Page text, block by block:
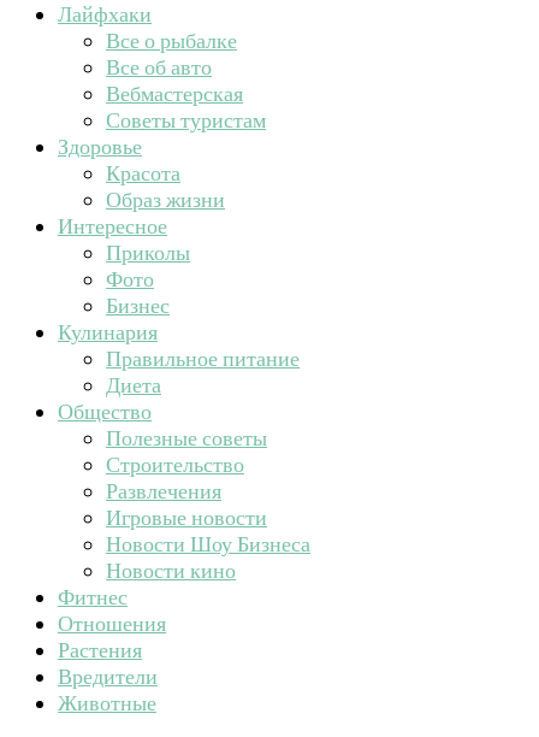
Лайфхаки
Все о рыбалке
Все об авто
Вебмастерская
Советы туристам
Здоровье
Красота
Образ жизни
Интересное
Приколы
Фото
Бизнес
Кулинария
Правильное питание
Диета
Общество
Полезные советы
Строительство
Развлечения
Игровые новости
Новости Шоу Бизнеса
Новости кино
Фитнес
Отношения
Растения
Вредители
Животные